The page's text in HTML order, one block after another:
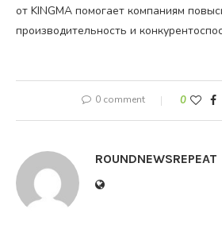
от KINGMA помогает компаниям
производительность и
0 comment 0
ROUNDNEWSREPEAT